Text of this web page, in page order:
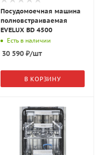
Посудомоечная машина
полновстраиваемая
EVELUX BD 4500
Есть в наличии
30 590₽/шт
В КОРЗИНУ